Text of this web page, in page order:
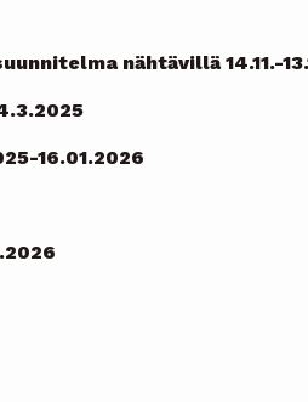
nähtävillä 14.11.-
16.01.2026